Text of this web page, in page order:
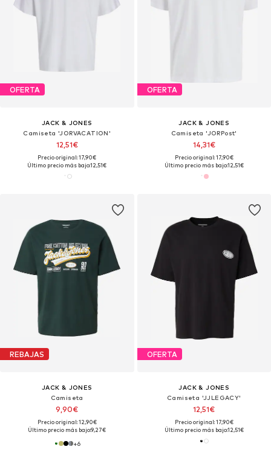
OFERTA
JACK & JONES
Camiseta 'JORVACATION'
12,51€
Precio original: 17,90€
Último precio más bajo:12,51€
OFERTA
JACK & JONES
Camiseta 'JORPost'
14,31€
Precio original: 17,90€
Último precio más bajo:12,51€
REBAJAS
JACK & JONES
Camiseta
9,90€
Precio original: 12,90€
Último precio más bajo:9,27€
+6
OFERTA
JACK & JONES
Camiseta 'JJLEGACY'
12,51€
Precio original: 17,90€
Último precio más bajo:12,51€